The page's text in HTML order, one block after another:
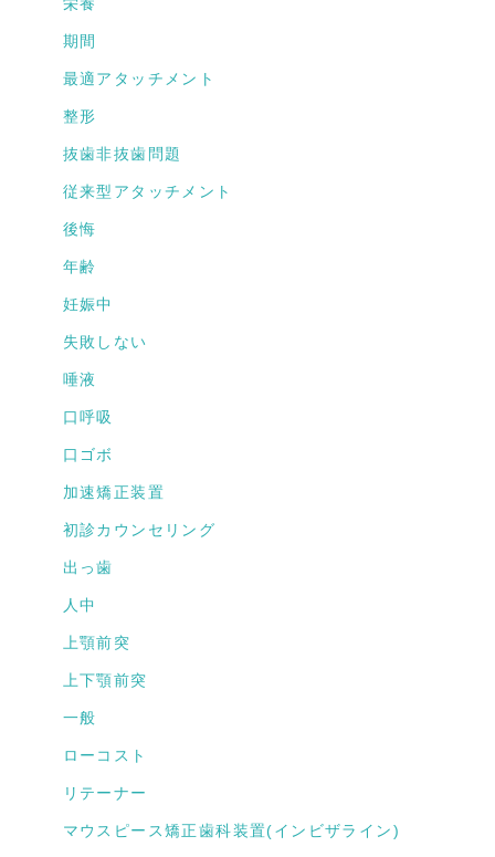
期間
最適アタッチメント
整形
抜歯非抜歯問題
従来型アタッチメント
後悔
年齢
妊娠中
失敗しない
唾液
口呼吸
口ゴボ
加速矯正装置
初診カウンセリング
出っ歯
人中
上顎前突
上下顎前突
一般
ローコスト
リテーナー
マウスピース矯正歯科装置(インビザライン)